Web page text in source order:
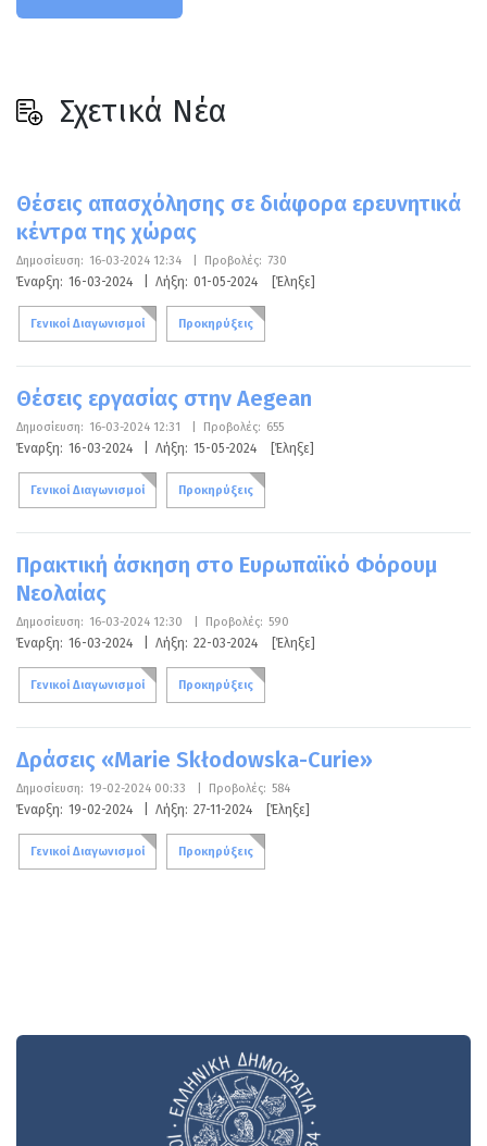
Σχετικά Νέα
Θέσεις απασχόλησης σε διάφορα ερευνητικά
κέντρα της χώρας
Δημοσίευση: 16-03-2024 12:34 Προβολές: 730
Έναρξη: 16-03-2024 Λήξη: 01-05-2024 [Έληξε]
Γενικοί Διαγωνισμοί Προκηρύξεις
Θέσεις εργασίας στην Aegean
Δημοσίευση: 16-03-2024 12:31 Προβολές: 655
Έναρξη: 16-03-2024 Λήξη: 15-05-2024 [Έληξε]
Γενικοί Διαγωνισμοί Προκηρύξεις
Πρακτική άσκηση στο Ευρωπαϊκό Φόρουμ
Νεολαίας
Δημοσίευση: 16-03-2024 12:30 Προβολές: 590
Έναρξη: 16-03-2024 Λήξη: 22-03-2024 [Έληξε]
Γενικοί Διαγωνισμοί Προκηρύξεις
Δράσεις «Marie Skłodowska-Curie»
Δημοσίευση: 19-02-2024 00:33 Προβολές: 584
Έναρξη: 19-02-2024 Λήξη: 27-11-2024 [Έληξε]
Γενικοί Διαγωνισμοί Προκηρύξεις